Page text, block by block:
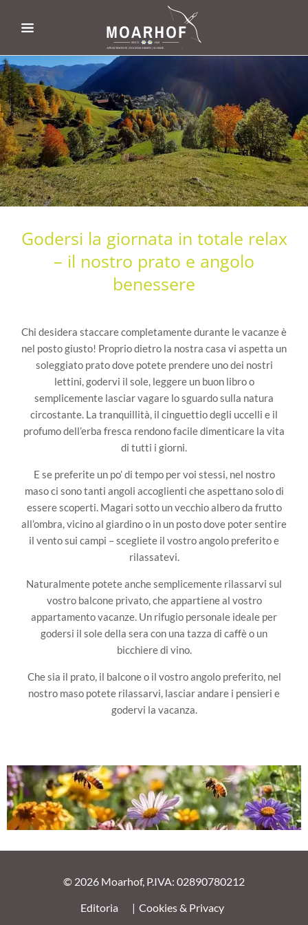
Godersi la giornata in totale relax
– il nostro prato e angolo
benessere
Chi desidera staccare completamente durante le vacanze è
nel posto giusto! Proprio dietro la nostra casa vi aspetta un
soleggiato prato dove potete prendere uno dei nostri
lettini, godervi il sole, leggere un buon libro o
semplicemente lasciar vagare lo sguardo sulla natura
circostante. La tranquillità, il cinguettio degli uccelli e il
profumo dell’erba fresca rendono facile dimenticare la vita
di tutti i giorni.
E se preferite un po’ di tempo per voi stessi, nel nostro
maso ci sono tanti angoli accoglienti che aspettano solo di
essere scoperti. Magari sotto un vecchio albero da frutto
all’ombra, vicino al giardino o in un posto dove poter sentire
il vento sui campi – scegliete il vostro angolo preferito e
rilassatevi.
Naturalmente potete anche semplicemente rilassarvi sul
vostro balcone privato, che appartiene al vostro
appartamento vacanze. Un rifugio personale ideale per
godersi il sole della sera con una tazza di caffè o un
bicchiere di vino.
Che sia il prato, il balcone o il vostro angolo preferito, nel
nostro maso potete rilassarvi, lasciar andare i pensieri e
godervi la vacanza.
© 2026 Moarhof, P.IVA: 02890780212
Editoria
Cookies & Privacy